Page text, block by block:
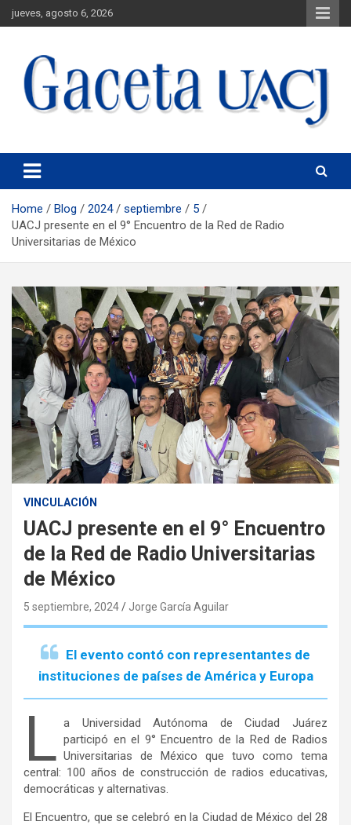
jueves, agosto 6, 2026
Gaceta UACJ
Home Blog 2024 septiembre
5
UACJ presente en el 9° Encuentro de la Red de Radio
Universitarias de México
VINCULACIÓN
UACJ presente en el 9° Encuentro
de la Red de Radio Universitarias
de México
5 septiembre, 2024 Jorge García Aguilar
El evento contó con representantes de
instituciones de países de América y Europa
L a Universidad Autónoma de Ciudad Juárez
participó en el 9° Encuentro de la Red de Radios
Universitarias de México que tuvo como tema
central: 100 años de construcción de radios educativas,
democráticas y alternativas.
El Encuentro, que se celebró en la Ciudad de México del 28